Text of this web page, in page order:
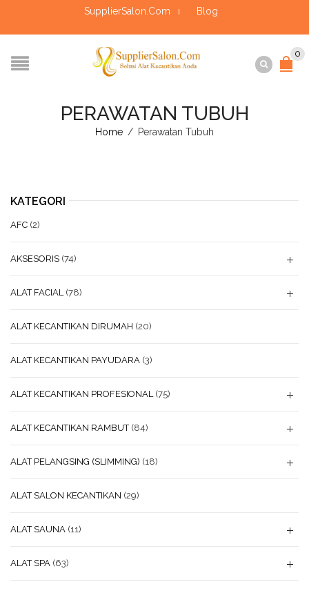
SupplierSalon.Com Blog
0
PERAWATAN TUBUH
Home / Perawatan Tubuh
KATEGORI
AFC (2)
AKSESORIS (74)
ALAT FACIAL (78)
ALAT KECANTIKAN DIRUMAH (20)
ALAT KECANTIKAN PAYUDARA (3)
ALAT KECANTIKAN PROFESIONAL (75)
ALAT KECANTIKAN RAMBUT (84)
ALAT PELANGSING (SLIMMING) (18)
ALAT SALON KECANTIKAN (29)
ALAT SAUNA (11)
ALAT SPA (63)